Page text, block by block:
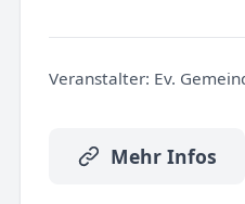
Veranstalter: Ev.
Mehr Infos